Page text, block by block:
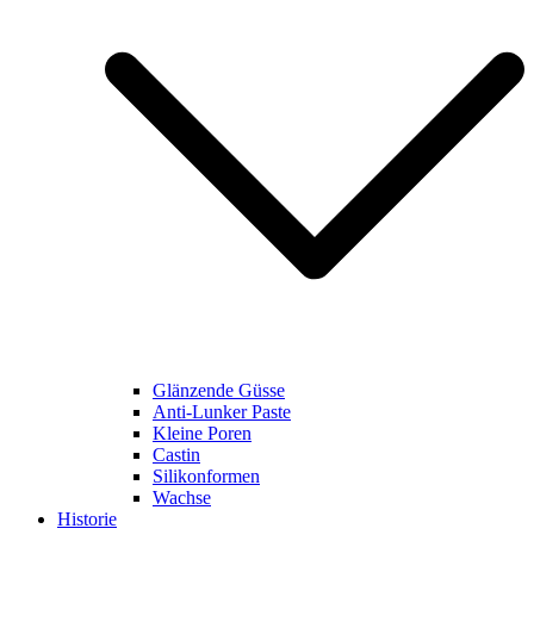
Glänzende Güsse
Anti-Lunker Paste
Kleine Poren
Castin
Silikonformen
Wachse
Historie